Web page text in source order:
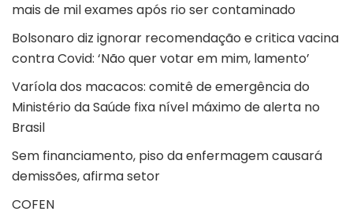
mais de mil exames após rio ser contaminado
Bolsonaro diz ignorar recomendação e critica vacina
contra Covid: ‘Não quer votar em mim, lamento’
Varíola dos macacos: comitê de emergência do
Ministério da Saúde fixa nível máximo de alerta no
Brasil
Sem financiamento, piso da enfermagem causará
demissões, afirma setor
COFEN